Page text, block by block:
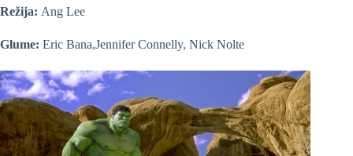
Režija: Ang Lee
Glume: Eric Bana,Jennifer Connelly, Nick Nolte